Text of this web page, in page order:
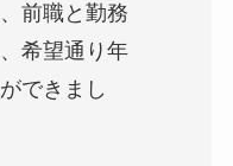
前職と勤務
希望通り年
できまし